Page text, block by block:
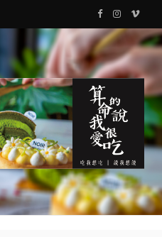
F
a
c
e
b
o
k
I
s
g
r
a
V
i